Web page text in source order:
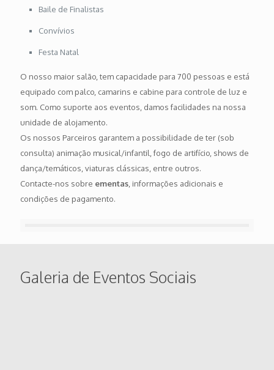
Baile de Finalistas
Convívios
Festa Natal
O nosso maior salão, tem capacidade para 700 pessoas e está
equipado com palco, camarins e cabine para controle de luz e
som. Como suporte aos eventos, damos facilidades na nossa
unidade de alojamento.
Os nossos Parceiros garantem a possibilidade de ter (sob
consulta) animação musical/infantil, fogo de artifício, shows de
dança/temáticos, viaturas clássicas, entre outros.
Contacte-nos sobre ementas , informações adicionais e
condições de pagamento.
Galeria de Eventos Sociais